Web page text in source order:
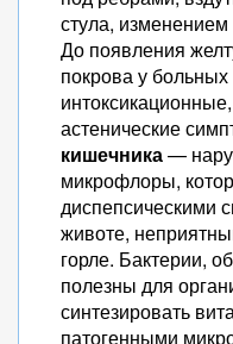
стула,
До появления
покрова у
астенические
кишечника—
микрофлоры,
диспепсическими
животе,
горле. Бактерии,
полезны для
синтезировать
патогенными